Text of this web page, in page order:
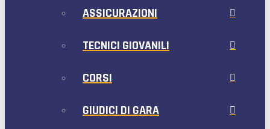
ASSICURAZIONI
TECNICI GIOVANILI
CORSI
GIUDICI DI GARA